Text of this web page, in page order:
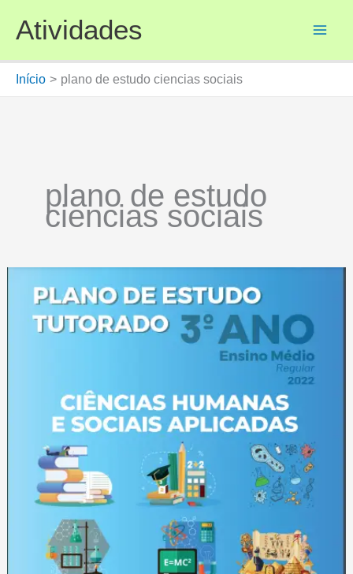
para
conteúdo
Atividades
Início plano de estudo ciencias sociais
plano de estudo
ciencias sociais